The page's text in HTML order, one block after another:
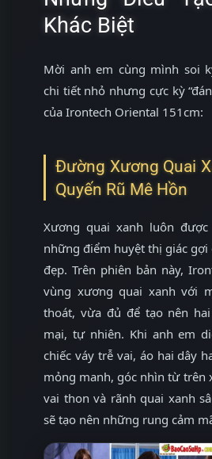
Khác Biệt
Mời anh em cùng mình soi
chi tiết nhỏ nhưng cực kỳ
của Irontech Oriental 151cm:
Đường Xương Quai
Quyến Rũ Mê Hồn
Xương quai xanh luôn
những điểm huyệt thị giác gợi
đẹp. Trên phiên bản này,
vùng xương quai xanh với
thoát, vừa đủ để tạo nên
mại, tự nhiên. Khi anh em
chiếc váy trễ vai, áo hai dây
mỏng manh, góc nhìn từ trên
vai thon và rãnh quai xanh
sẽ tạo nên những rung cảm